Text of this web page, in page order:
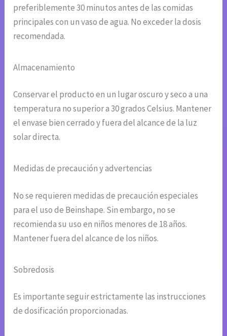
preferiblemente 30 minutos antes de las comidas
principales con un vaso de agua. No exceder la dosis
recomendada.
Almacenamiento
Conservar el producto en un lugar oscuro y seco a una
temperatura no superior a 30 grados Celsius. Mantener
el envase bien cerrado y fuera del alcance de la luz
solar directa.
Medidas de precaución y advertencias
No se requieren medidas de precaución especiales
para el uso de Beinshape. Sin embargo, no se
recomienda su uso en niños menores de 18 años.
Mantener fuera del alcance de los niños.
Sobredosis
Es importante seguir estrictamente las instrucciones
de dosificación proporcionadas.